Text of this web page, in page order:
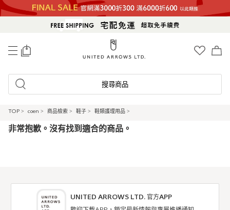
搜尋商品
TOP > coen > 商品檢索 > 鞋子 > 鞋類護理用品 >
非常抱歉。沒有找到適合的商品。
UNITED ARROWS LTD. 官方APP